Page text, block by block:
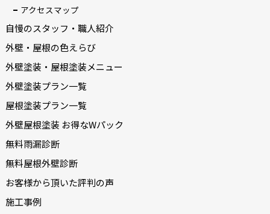
アクセスマップ
自慢のスタッフ・職人紹介
外壁・屋根の色えらび
外壁塗装・屋根塗装メニュー
外壁塗装プラン一覧
屋根塗装プラン一覧
外壁屋根塗装 お得なWパック
無料雨漏診断
無料屋根外壁診断
お客様から頂いた評判の声
施工事例